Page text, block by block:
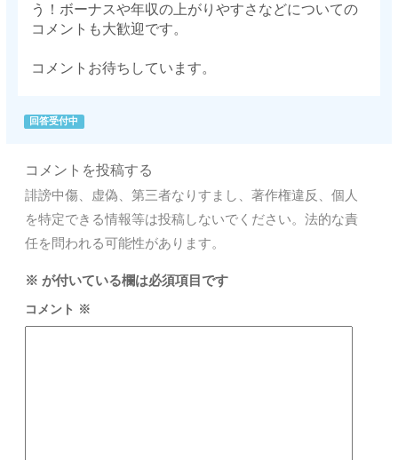
う！ボーナスや年収の上がりやすさなどについての
コメントも大歓迎です。
コメントお待ちしています。
回答受付中
コメントを投稿する
誹謗中傷、虚偽、第三者なりすまし、著作権違反、個人
を特定できる情報等は投稿しないでください。法的な責
任を問われる可能性があります。
※ が付いている欄は必須項目です
コメント ※